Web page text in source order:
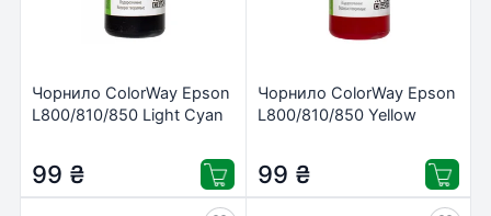
Чорнило ColorWay Epson
L800/810/850 Light Cyan
99 ₴
Чорнило ColorWay Epson
L800/810/850 Yellow
99 ₴